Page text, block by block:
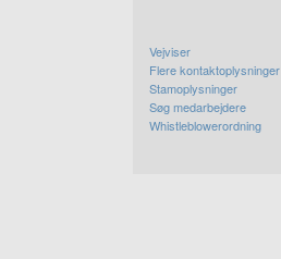
Vejviser
Flere kontaktoplysninger
Stamoplysninger
Søg medarbejdere
Whistleblowerordning